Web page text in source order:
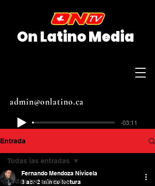
On Latino Media
admin@onlatino.ca
-03:11
Entrada
Todas las entradas
Todas las entradas
Fernando Mendoza Nivicela
3 abr 2 min de lectura